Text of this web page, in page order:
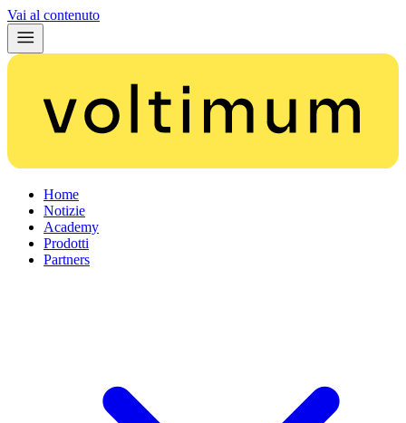
Vai al contenuto
Home
Notizie
Academy
Prodotti
Partners